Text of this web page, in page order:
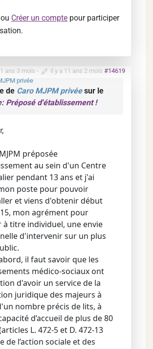
ou Créer un compte pour participer
ans 3 mois - il y a 11 ans 2 mois #14619
privée
de Caro MJPM privéesur le
Préposé d'établissement !
préposée
au sein d'un Centre
pendant 13 ans et j'ai
poste pour pouvoir
et viens d'obtenir début
mon agrément pour
à titre individuel, une envie
d'intervenir sur un plus
il faut savoir que les
médico-sociaux ont
d'avoir un service de la
juridique des majeurs à
nombre précis de lits, à
d’accueil de plus de 80
L. 472-5 et D. 472-13
de l’action sociale et des